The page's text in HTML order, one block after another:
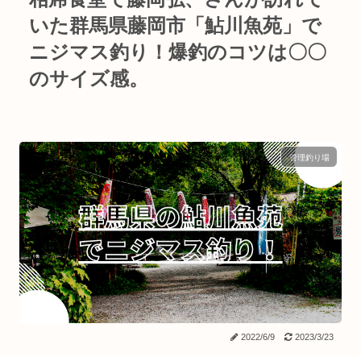
いた群馬県藤岡市「鮎川魚苑」で
ニジマス釣り！爆釣のコツは〇〇
のサイズ感。
管理釣り場
2022/6/9 2023/3/23